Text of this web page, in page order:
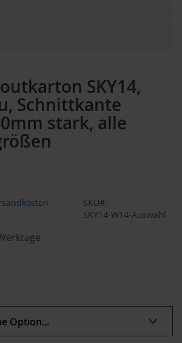
SKY14,
Schnittkante
stark, alle
SKU
SKY14-W14-Auswahl